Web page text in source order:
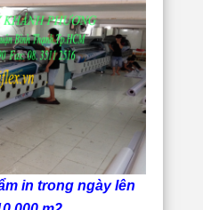
in trong ngày lên